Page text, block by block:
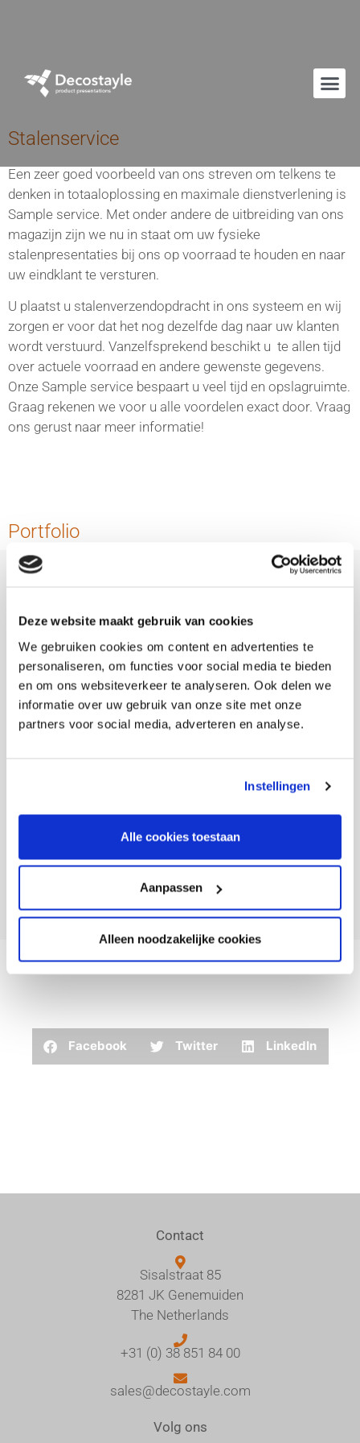
Deze website maakt gebruik van cookies
We gebruiken cookies om content en advertenties te
personaliseren, om functies voor social media te bieden
en om ons websiteverkeer te analyseren. Ook delen we
informatie over uw gebruik van onze site met onze
partners voor social media, adverteren en analyse.
Instellingen
Alle cookies toestaan
Aanpassen
Alleen noodzakelijke cookies
Stalenservice
Een zeer goed voorbeeld van ons streven om telkens te
denken in totaaloplossing en maximale dienstverlening is
Sample service. Met onder andere de uitbreiding van ons
magazijn zijn we nu in staat om uw fysieke
stalenpresentaties bij ons op voorraad te houden en naar
uw eindklant te versturen.
U plaatst u stalenverzendopdracht in ons systeem en wij
zorgen er voor dat het nog dezelfde dag naar uw klanten
wordt verstuurd. Vanzelfsprekend beschikt u te allen tijd
over actuele voorraad en andere gewenste gegevens.
Onze Sample service bespaart u veel tijd en opslagruimte.
Graag rekenen we voor u alle voordelen exact door. Vraag
ons gerust naar meer informatie!
Portfolio
Facebook Twitter LinkedIn
Contact
Sisalstraat 85
8281 JK Genemuiden
The Netherlands
+31 (0) 38 851 84 00
sales@decostayle.com
Volg ons